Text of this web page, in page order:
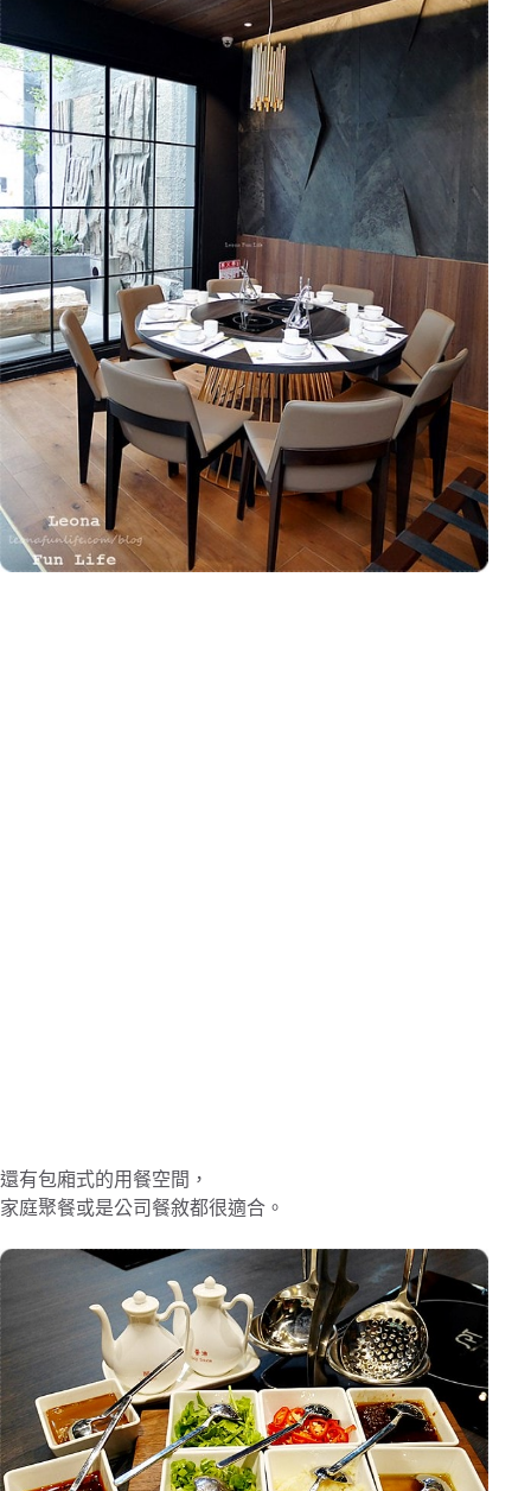
還有包廂式的用餐空間，
家庭聚餐或是公司餐敘都很適合。